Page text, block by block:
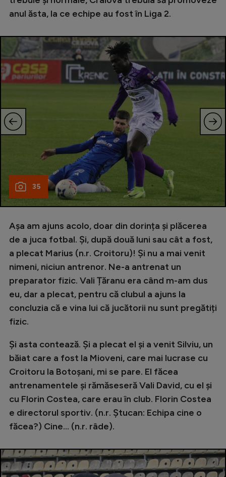
anul ăsta, la ce echipe au fost în Liga 2.
35
Așa am ajuns acolo, doar din dorința și plăcerea
de a juca fotbal. Și, după două luni sau cât a fost,
a plecat Marius (n.r. Croitoru)! Și nu a mai venit
nimeni, niciun antrenor. Ne-a antrenat un
preparator fizic. Vali Țăranu era când m-am dus
eu, dar a plecat, pentru că clubul a ajuns la
concluzia că e vina lui că jucătorii nu sunt pregătiți
fizic.
Și asta contează. Și a plecat el și a venit Silviu, un
băiat care a fost la Mioveni, care mai lucrase cu
Croitoru la Botoșani, mi se pare. El făcea
antrenamentele și rămăseseră Vali David, cu el și
cu Florin Costea, care erau în club. Florin Costea
e directorul sportiv. (n.r. Ștucan: Echipa cine o
făcea?) Cine... (n.r. râde).